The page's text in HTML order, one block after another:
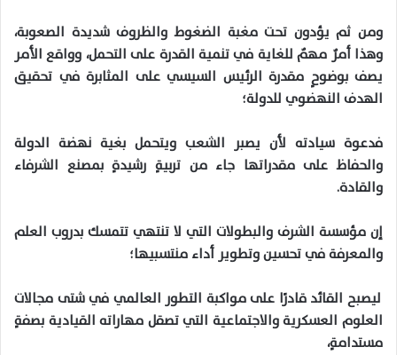
ومن ثم يؤدون تحت مغبة الضغوط والظروف شديدة الصعوبة،
وهذا أمرٌ مهمٌ للغاية في تنمية القدرة على التحمل، وواقع الأمر
يصف بوضوحٍ مقدرة الرئيس السيسي على المثابرة في تحقيق
الهدف النهضوي للدولة؛
فدعوة سيادته لأن يصبر الشعب ويتحمل بغية نهضة الدولة
والحفاظ على مقدراتها جاء من تربيةٍ رشيدةٍ بمصنع الشرفاء
والقادة.
إن مؤسسة الشرف والبطولات التي لا تنتهي تتمسك بدروب العلم
والمعرفة في تحسين وتطوير أداء منتسبيها؛
ليصبح القائد قادرًا على مواكبة التطور العالمي في شتى مجالات
العلوم العسكرية والاجتماعية التي تصقل مهاراته القيادية بصفةٍ
مستدامةٍ،